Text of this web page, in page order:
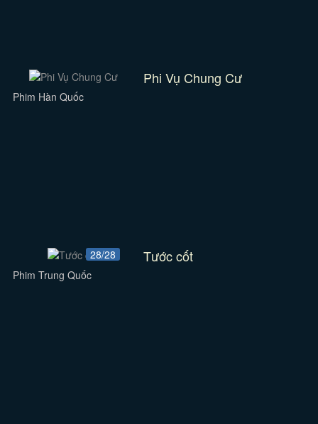
Phi Vụ Chung Cư
Phim Hàn Quốc
28/28 Tước cốt
Phim Trung Quốc